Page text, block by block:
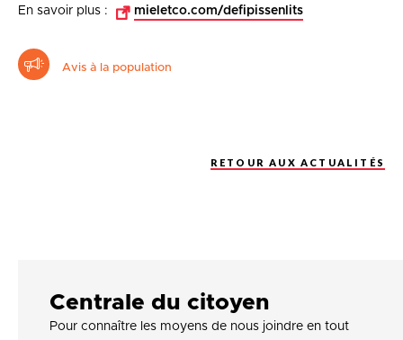
En savoir plus : mieletco.com/defipissenlits
Avis à la population
RETOUR AUX ACTUALITÉS
Centrale du citoyen
Pour connaître les moyens de nous joindre en tout